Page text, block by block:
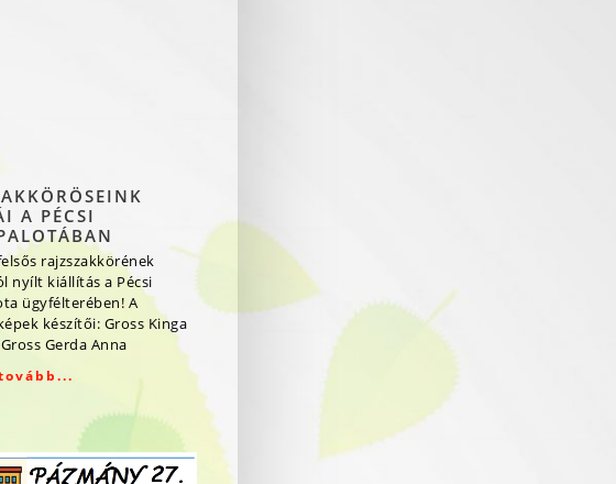
A PÉCSI
rajzszakkörének
nyílt kiállítás a Pécsi
ügyfélterében! A
készítői: Gross Kinga
Gerda Anna